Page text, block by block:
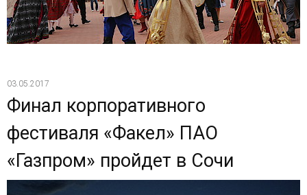
03.05.2017
Финал корпоративного
фестиваля «Факел» ПАО
«Газпром» пройдет в Сочи